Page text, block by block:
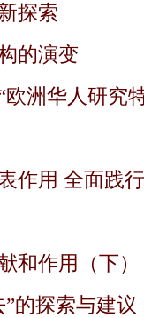
探索
的演变
洲华人研究
作用 全面践
和作用（下）
的探索与建议